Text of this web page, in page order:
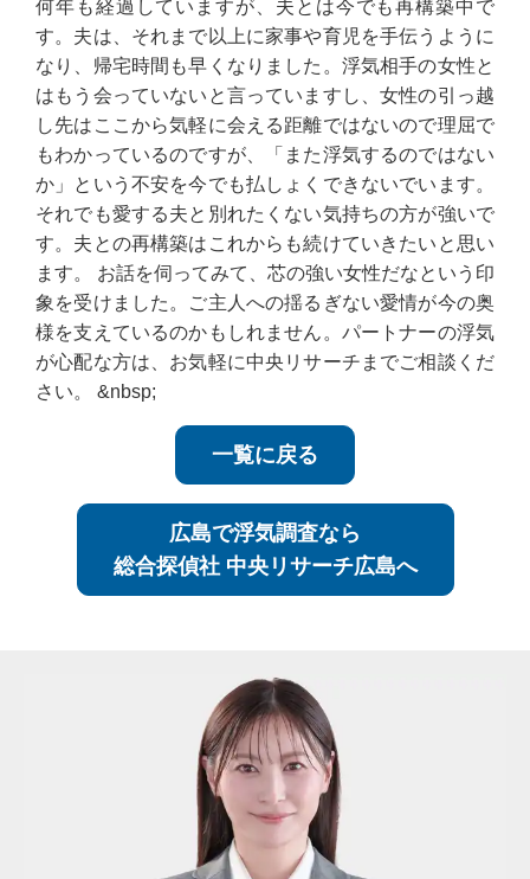
何年も経過していますが、夫とは今でも再構築中で
す。夫は、それまで以上に家事や育児を手伝うように
なり、帰宅時間も早くなりました。浮気相手の女性と
はもう会っていないと言っていますし、女性の引っ越
し先はここから気軽に会える距離ではないので理屈で
もわかっているのですが、「また浮気するのではない
か」という不安を今でも払しょくできないでいます。
それでも愛する夫と別れたくない気持ちの方が強いで
す。夫との再構築はこれからも続けていきたいと思い
ます。 お話を伺ってみて、芯の強い女性だなという印
象を受けました。ご主人への揺るぎない愛情が今の奥
様を支えているのかもしれません。パートナーの浮気
が心配な方は、お気軽に中央リサーチまでご相談くだ
さい。 &nbsp;
一覧に戻る
広島で浮気調査なら
総合探偵社 中央リサーチ広島へ